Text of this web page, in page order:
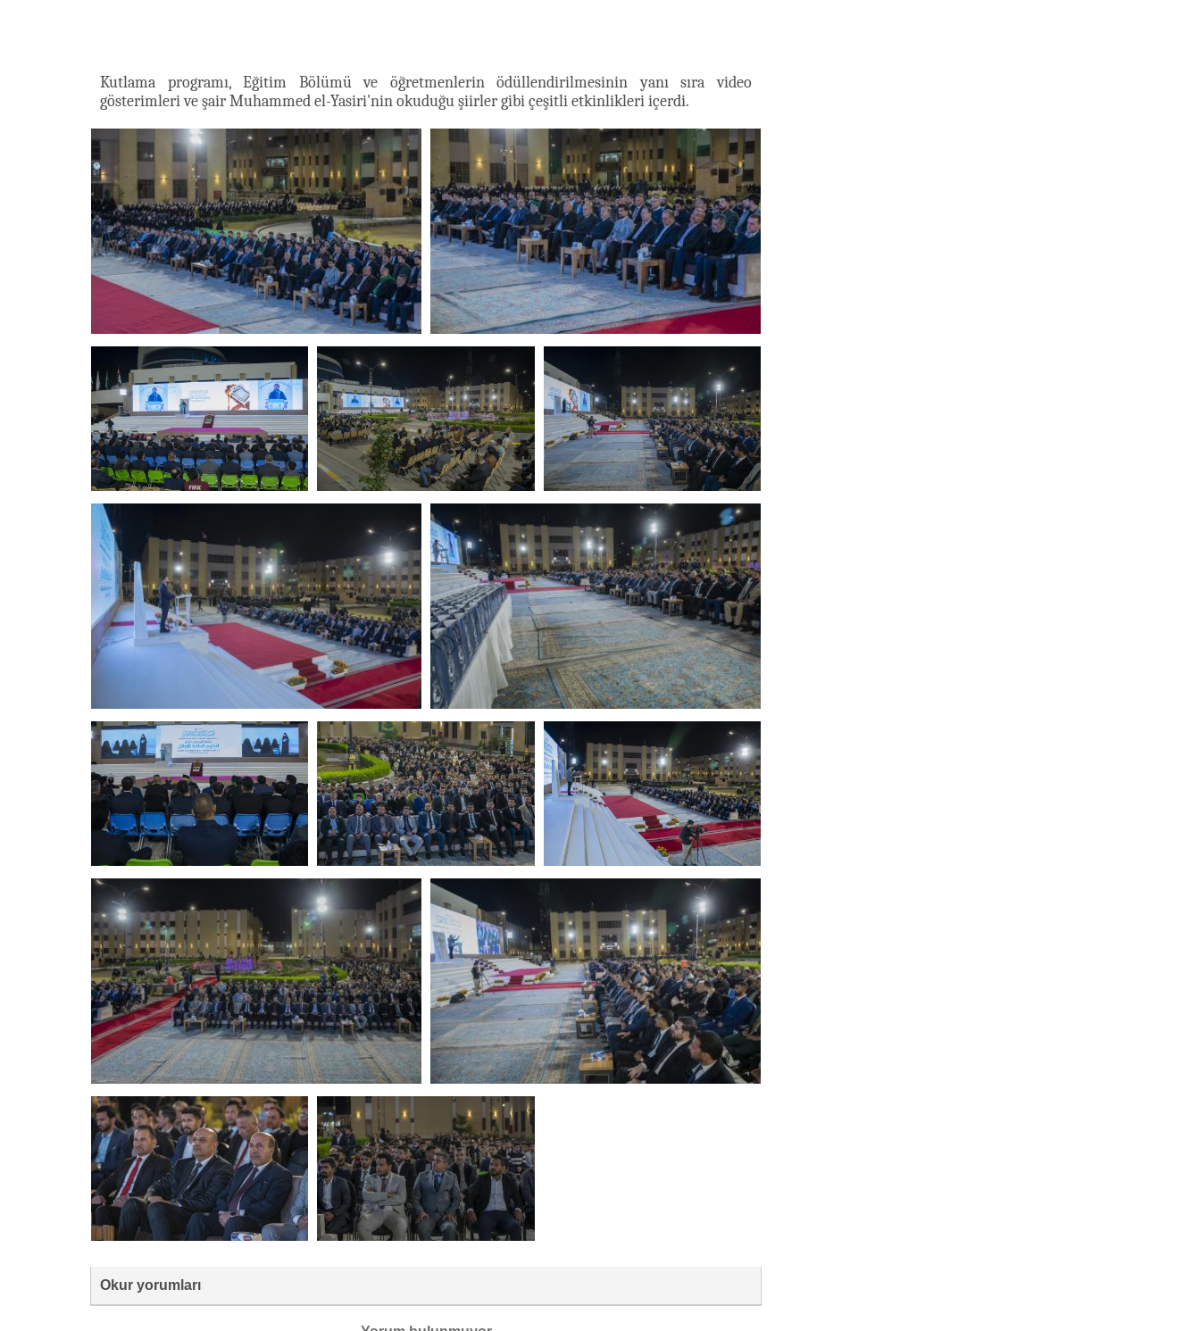
Kutlama programı, Eğitim Bölümü ve öğretmenlerin ödüllendirilmesinin yanı sıra video
gösterimleri ve şair Muhammed el-Yasiri'nin okuduğu şiirler gibi çeşitli etkinlikleri içerdi.​​​​​​​​​​​​​​​​
Okur yorumları